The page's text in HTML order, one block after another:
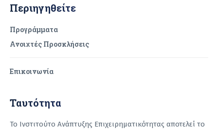
Περιηγηθείτε
Προγράμματα
Ανοιχτές Προσκλήσεις
Επικοινωνία
Ταυτότητα
Το Ινστιτούτο Ανάπτυξης Επιχειρηματικότητας αποτελεί το